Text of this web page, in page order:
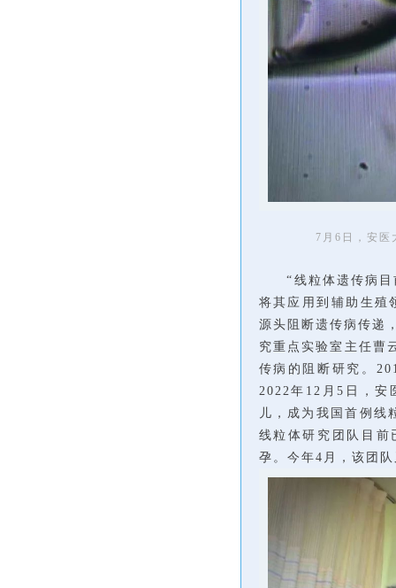
7月6日，安医
“线粒体遗传病
将其应用到辅助生殖
源头阻断遗传病传递
究重点实验室主任曹
传病的阻断研究。
2022年12月5日，安
儿，成为我国首例线
线粒体研究团队目
孕。今年4月，该团